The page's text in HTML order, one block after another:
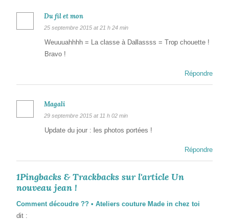
Du fil et mon
25 septembre 2015 at 21 h 24 min
Weuuuahhhh = La classe à Dallassss = Trop chouette !
Bravo !
Répondre
Magali
29 septembre 2015 at 11 h 02 min
Update du jour : les photos portées !
Répondre
1Pingbacks & Trackbacks sur l'article Un
nouveau jean !
Comment découdre ?? • Ateliers couture Made in chez toi
dit :